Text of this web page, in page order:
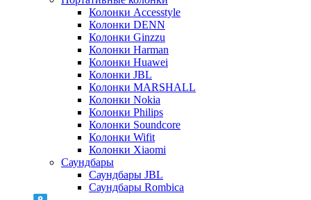
Колонки Accesstyle
Колонки DENN
Колонки Ginzzu
Колонки Harman
Колонки Huawei
Колонки JBL
Колонки MARSHALL
Колонки Nokia
Колонки Philips
Колонки Soundcore
Колонки Wifit
Колонки Xiaomi
Саундбары
Саундбары JBL
Саундбары Rombica